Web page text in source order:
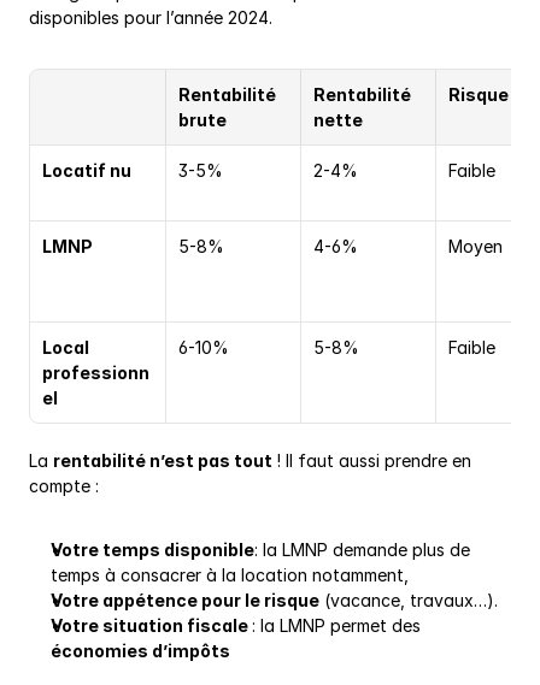
disponibles pour l’année 2024.
Rentabilité
brute
Rentabilité
nette
Risque
Locatif nu 3-5% 2-4% Faible
LMNP 5-8% 4-6% Moyen
Local
professionn
el
6-10% 5-8% Faible
La rentabilité n’est pas tout ! Il faut aussi prendre en
compte :
Votre temps disponible: la LMNP demande plus de
temps à consacrer à la location notamment,
Votre appétence pour le risque (vacance, travaux…).
Votre situation fiscale
économies d’impôts